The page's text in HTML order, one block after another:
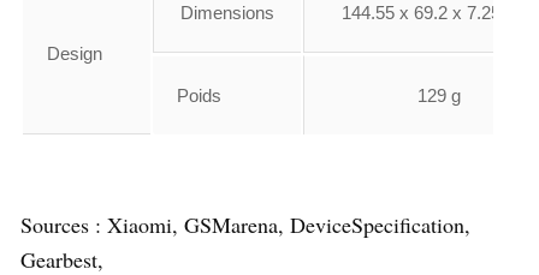
Design
Dimensions 144.55 x 69.2 x 7.25 mm
Poids 129 g
Sources : Xiaomi, GSMarena, DeviceSpecification,
Gearbest,